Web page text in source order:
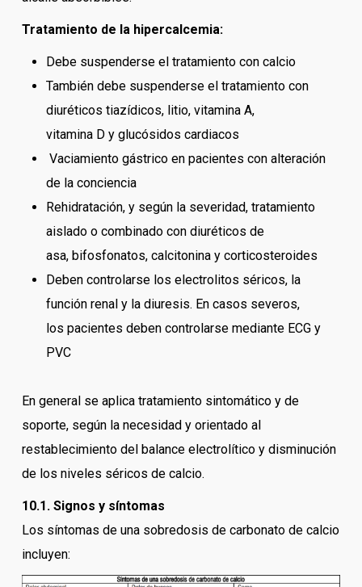
Tratamiento de la hipercalcemia:
Debe suspenderse el tratamiento con calcio
También debe suspenderse el tratamiento con
diuréticos tiazídicos, litio, vitamina A,
vitamina D y glucósidos cardiacos
Vaciamiento gástrico en pacientes con alteración
de la conciencia
Rehidratación, y según la severidad, tratamiento
aislado o combinado con diuréticos de
asa, bifosfonatos, calcitonina y corticosteroides
Deben controlarse los electrolitos séricos, la
función renal y la diuresis. En casos severos,
los pacientes deben controlarse mediante ECG y
PVC
En general se aplica tratamiento sintomático y de
soporte, según la necesidad y orientado al
restablecimiento del balance electrolítico y disminución
de los niveles séricos de calcio.
10.1. Signos y síntomas
Los síntomas de una sobredosis de carbonato de calcio
incluyen: